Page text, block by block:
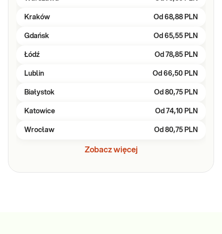
Kraków Od 68,88 PLN
Gdańsk Od 65,55 PLN
Łódź Od 78,85 PLN
Lublin Od 66,50 PLN
Białystok Od 80,75 PLN
Katowice Od 74,10 PLN
Wrocław Od 80,75 PLN
Zobacz więcej